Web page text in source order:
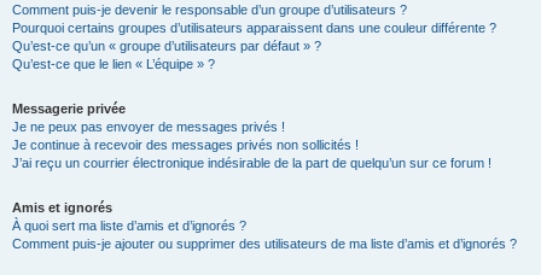
Comment puis-je devenir le responsable d’un groupe d’utilisateurs ?
Pourquoi certains groupes d’utilisateurs apparaissent dans une couleur différente ?
Qu’est-ce qu’un « groupe d’utilisateurs par défaut » ?
Qu’est-ce que le lien « L’équipe » ?
Messagerie privée
Je ne peux pas envoyer de messages privés !
Je continue à recevoir des messages privés non sollicités !
J’ai reçu un courrier électronique indésirable de la part de quelqu’un sur ce forum !
Amis et ignorés
À quoi sert ma liste d’amis et d’ignorés ?
Comment puis-je ajouter ou supprimer des utilisateurs de ma liste d’amis et d’ignorés ?